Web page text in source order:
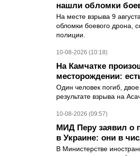
нашли обломки
На месте взрыва 9
обломки боевого дрона,
полиции.
10-08-2026 (10:18)
На Камчатке
месторождении:
Один человек погиб,
результате взрыва на
10-08-2026 (09:57)
МИД Перу заявил о
в Украине: они в
В Министерстве